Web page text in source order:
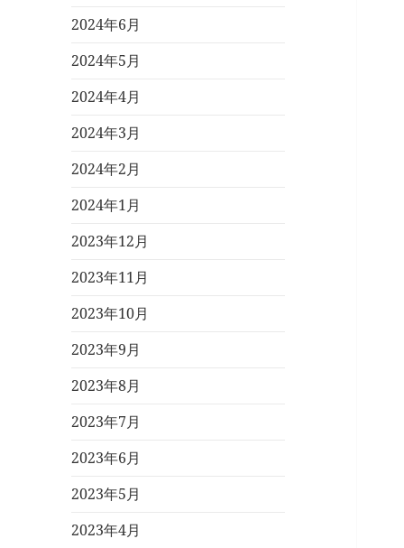
2024年6月
2024年5月
2024年4月
2024年3月
2024年2月
2024年1月
2023年12月
2023年11月
2023年10月
2023年9月
2023年8月
2023年7月
2023年6月
2023年5月
2023年4月